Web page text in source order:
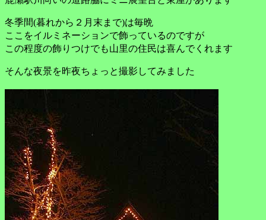
冬季間(暮れから２月末まで)は毎晩
ここをイルミネーションで飾っているのですが
この程度の飾りつけでも山里の住民は喜んでくれます
そんな夜景を昨夜ちょっと撮影してみました